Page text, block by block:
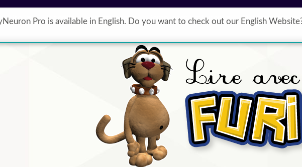
Evidence Formations Ressources gratuites Qui sommes
Pro is available in English. Do you want to check out our English